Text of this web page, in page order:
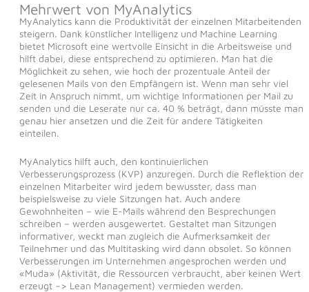
Mehrwert von MyAnalytics
MyAnalytics kann die Produktivität der einzelnen Mitarbeitenden
steigern. Dank künstlicher Intelligenz und Machine Learning
bietet Microsoft eine wertvolle Einsicht in die Arbeitsweise und
hilft dabei, diese entsprechend zu optimieren. Man hat die
Möglichkeit zu sehen, wie hoch der prozentuale Anteil der
gelesenen Mails von den Empfängern ist. Wenn man sehr viel
Zeit in Anspruch nimmt, um wichtige Informationen per Mail zu
senden und die Leserate nur ca. 40 % beträgt, dann müsste man
genau hier ansetzen und die Zeit für andere Tätigkeiten
einteilen.
MyAnalytics hilft auch, den kontinuierlichen
Verbesserungsprozess (KVP) anzuregen. Durch die Reflektion der
einzelnen Mitarbeiter wird jedem bewusster, dass man
beispielsweise zu viele Sitzungen hat. Auch andere
Gewohnheiten – wie E-Mails während den Besprechungen
schreiben – werden ausgewertet. Gestaltet man Sitzungen
informativer, weckt man zugleich die Aufmerksamkeit der
Teilnehmer und das Multitasking wird dann obsolet. So können
Verbesserungen im Unternehmen angesprochen werden und
«Muda» (Aktivität, die Ressourcen verbraucht, aber keinen Wert
erzeugt –> Lean Management) vermieden werden.